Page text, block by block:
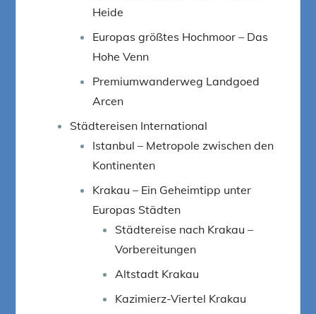
Heide
Europas größtes Hochmoor – Das
Hohe Venn
Premiumwanderweg Landgoed
Arcen
Städtereisen International
Istanbul – Metropole zwischen den
Kontinenten
Krakau – Ein Geheimtipp unter
Europas Städten
Städtereise nach Krakau –
Vorbereitungen
Altstadt Krakau
Kazimierz-Viertel Krakau